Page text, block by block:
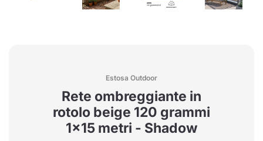
Estosa Outdoor
Rete ombreggiante in
rotolo beige 120 grammi
1x15 metri - Shadow